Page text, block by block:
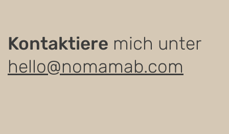
Kontaktiere mich unter
hello@nomamab.com